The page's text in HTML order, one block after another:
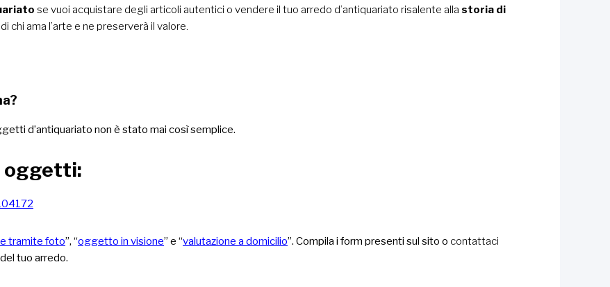
se vuoi acquistare degli articoli autentici o vendere il tuo arredo d’antiquariato risalente alla storia di
chi ama l’arte e ne preserverà il valore.
d’antiquariato non è stato mai così semplice.
oggetti:
tramite foto”, “oggetto in visione” e “valutazione a domicilio”. Compila i form presenti sul sito o contattaci
tuo arredo.